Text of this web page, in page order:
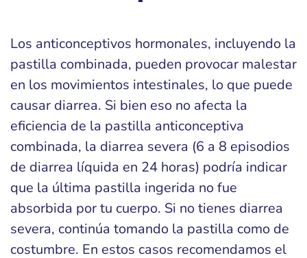
Los anticonceptivos hormonales, incluyendo la
pastilla combinada, pueden provocar malestar
en los movimientos intestinales, lo que puede
causar diarrea. Si bien eso no afecta la
eficiencia de la pastilla anticonceptiva
combinada, la diarrea severa (6 a 8 episodios
de diarrea líquida en 24 horas) podría indicar
que la última pastilla ingerida no fue
absorbida por tu cuerpo. Si no tienes diarrea
severa, continúa tomando la pastilla como de
costumbre. En estos casos recomendamos el